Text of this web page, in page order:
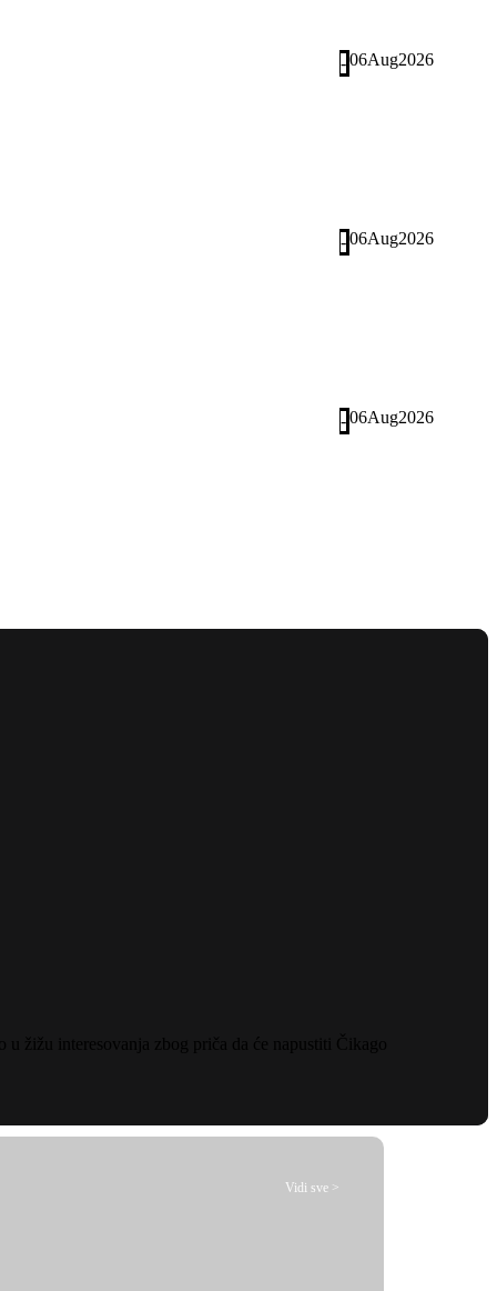
-06Aug2026
-06Aug2026
-06Aug2026
žižu interesovanja zbog priča da će napustiti Čikago
Vidi sve >